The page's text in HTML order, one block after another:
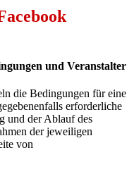
und Veranstalter
die Bedingungen für eine
erforderliche
und der Ablauf des
der jeweiligen
von